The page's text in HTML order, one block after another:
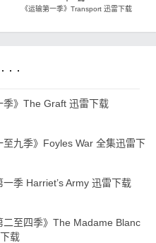
《运输第一季》Transport 迅雷下载
· ·
季》The Graft 迅雷下载
至九季》Foyles War 全集迅雷下
季 Harriet’s Army 迅雷下载
二至四季》The Madame Blanc
载